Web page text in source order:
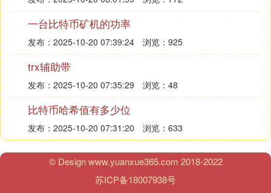
规性和透明度。同时，中国大陆地区对数字货币的监
管也越来越严格规范因此投资者在选择投资数字货币
时应当了解相关风险并做好风险管理工作同时投资者
也需要关注相关政策法规的变化以便及时调整投资策
略降低投资风险保护自己的合法权益总之波场币作为
一种基于区块链技术的数字货币具有广阔的发展前景
和丰富的应用场景但同时也需要投资者关注风险并做
出明智的投资决策让我们共同期待波场币未来的发展
和表现吧！💪🌟六、结语随着区块链技术的不断发展
和数字货币市场的壮大波场币作为一种具有独特优势
和广阔前景的数字货币将为用户带来更多的便利和机
遇无论是投资者还是开发者都可以从波场币的应用和
发展中获得更多的机会和挑战让我们共同关注波场币
一台比特币矿机的功率
发布：2025-10-20 07:39:24 浏览：925
trx辅助带
发布：2025-10-20 07:35:29 浏览：48
比特币哈希值有多少位
发布：2025-10-20 07:31:20 浏览：633
© Design www.yuanxue365.com 2018-2022
苏ICP备18007938号